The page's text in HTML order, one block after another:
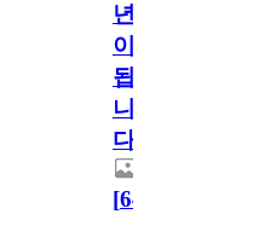
년
이
됩
니
다.
[64